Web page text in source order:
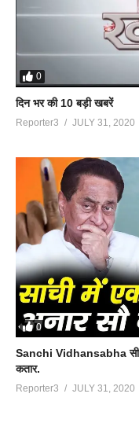
0
दिन भर की 10 बड़ी खबरें
Reporter3 JULY 31, 2020
0
Sanchi Vidhansabha सीट
कतार.
Reporter3 JULY 31, 2020